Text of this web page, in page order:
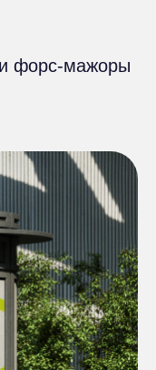
форс-мажоры